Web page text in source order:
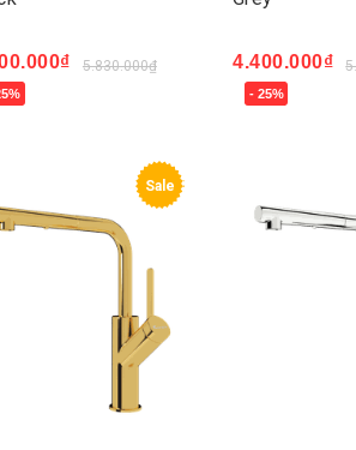
5.830.000₫
ngay
4.400.000₫
- 25%
Mua ngay
Sale